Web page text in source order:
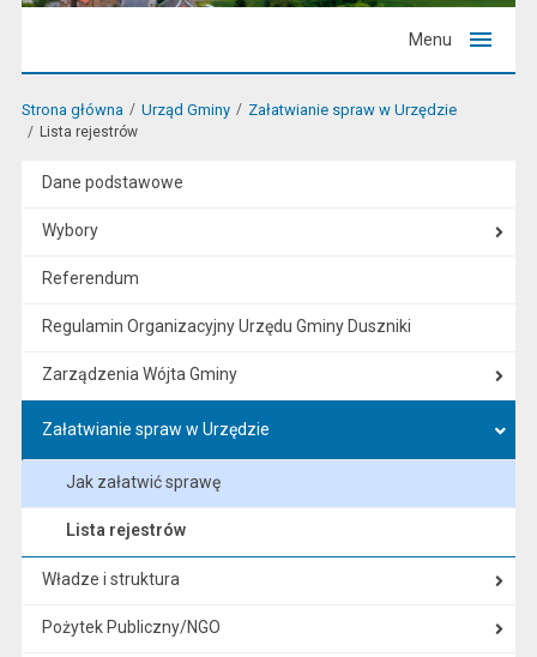
Menu
Strona główna Urząd Gminy Załatwianie spraw w Urzędzie
Lista rejestrów
Dane podstawowe
Wybory
Referendum
Regulamin Organizacyjny Urzędu Gminy Duszniki
Zarządzenia Wójta Gminy
Załatwianie spraw w Urzędzie
Jak załatwić sprawę
Lista rejestrów
Władze i struktura
Pożytek Publiczny/NGO